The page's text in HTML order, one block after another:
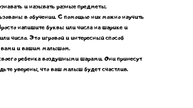
и называть разные предметы.
в обучении. С помощью них можно научить
напишите буквы или числа на шарике и
число. Это игровой и интересный способ
вами и вашим малышом.
ребенка воздушными шарами. Они принесут
уверены, что ваш малыш будет счастлив.